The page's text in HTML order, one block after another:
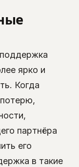
ярко и
Когда
партнёра
его
в такие